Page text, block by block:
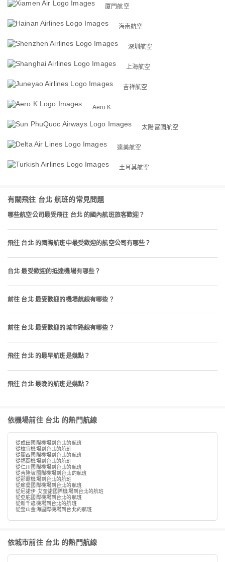
厦門航空
海南航空
深圳航空
上海航空
吉祥航空
Aero K
太陽富國航空
達美航空
土耳其航空
有關飛往 台北 航班的常見問題
哪些航空公司最受飛往 台北 的國內航班旅客歡迎？
飛往 台北 的國際航班中最受歡迎的航空公司有哪些？
台北 最受歡迎的抵達機場有哪些？
前往 台北 最受歡迎的機場航線有哪些？
前往 台北 最受歡迎的城市路線有哪些？
飛往 台北 的最早航班是幾點？
飛往 台北 最晚的航班是幾點？
依機場前往 台北 的熱門航線
從成田國際機場到台北的航班
從樟宜機場到台北的航班
從關西國際機場到台北的航班
從福岡機場到台北的航班
從仁川國際機場到台北的航班
從吉隆坡國際機場到台北的航班
從那霸機場到台北的航班
從廊曼國際機場到台北的航班
從尼諾伊·艾奎諾國際機場到台北的航班
從亞庇國際機場到台北的航班
從新千歲機場到台北的航班
從釜山金海國際機場到台北的航班
依城市前往 台北 的熱門航線